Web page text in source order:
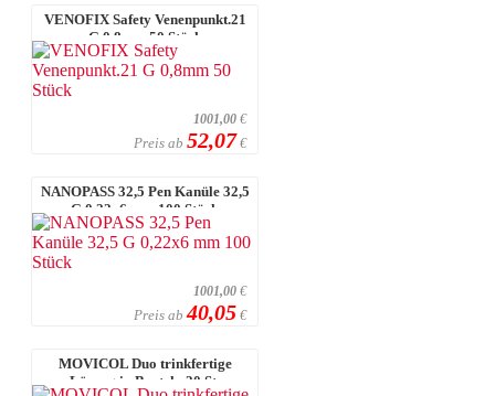
VENOFIX Safety Venenpunkt.21
G 0,8mm 50 Stück
1001,00 €
Preis ab 52,07 €
NANOPASS 32,5 Pen Kanüle 32,5
G 0,22x6 mm 100 Stück
1001,00 €
Preis ab 40,05 €
MOVICOL Duo trinkfertige
Lösung in Beuteln 20 St.